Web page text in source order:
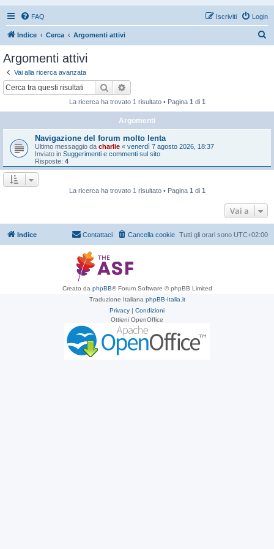
FAQ Login
Iscriviti
Indice Cerca Argomenti attivi
Argomenti attivi
Vai alla ricerca avanzata
Cerca
La ricerca ha trovato 1 risultato • Pagina 1 di 1
Argomenti
Navigazione del forum molto lenta
Ultimo messaggio da charlie « venerdì 7 agosto 2026, 18:37
Inviato in Suggerimenti e commenti sul sito
Risposte: 4
La ricerca ha trovato 1 risultato • Pagina 1 di 1
Vai a
Indice Tutti gli orari sono UTC+02:00
Cancella cookie
Contattaci
Creato da phpBB® Forum Software © phpBB Limited
Traduzione Italiana phpBB-Italia.it
Privacy | Condizioni
Ottieni OpenOffice